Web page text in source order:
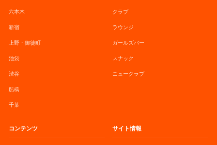
六本木
新宿
上野・御徒町
池袋
渋谷
船橋
千葉
クラブ
ラウンジ
ガールズバー
スナック
ニュークラブ
コンテンツ サイト情報